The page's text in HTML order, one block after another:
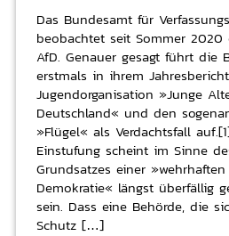
Das Bundesamt für
beobachtet seit Sommer
AfD. Genauer gesagt führt die
erstmals in ihrem
Jugendorganisation »Junge
Deutschland« und den
»Flügel« als Verdachtsfall
Einstufung scheint im Sinne
Grundsatzes einer »wehrhaften
Demokratie« längst überfällig
sein. Dass eine Behörde, die
Schutz […]